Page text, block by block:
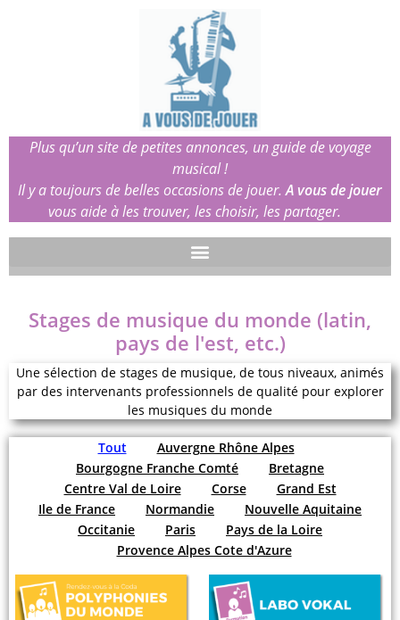
Plus qu’un site de petites annonces, un guide de voyage
musical !
Il y a toujours de belles occasions de jouer.A vous de jouer
vous aide à les trouver, les choisir, les partager.
Stages de musique du monde (latin,
pays de l'est, etc.)
Une sélection de stages de musique, de tous niveaux, animés
par des intervenants professionnels de qualité pour explorer
les musiques du monde
Tout
Auvergne Rhône Alpes
Bourgogne Franche Comté
Bretagne
Centre Val de Loire
Corse
Grand Est
Ile de France
Normandie
Nouvelle Aquitaine
Occitanie
Paris
Pays de la Loire
Provence Alpes Cote d'Azure